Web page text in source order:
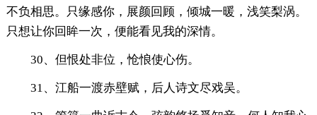
不负相思。只缘感你，展颜回顾，倾城一暖，浅笑梨涡。
只想让你回眸一次，便能看见我的深情。
30、但恨处非位，怆悢使心伤。
31、江船一渡赤壁赋，后人诗文尽戏吴。